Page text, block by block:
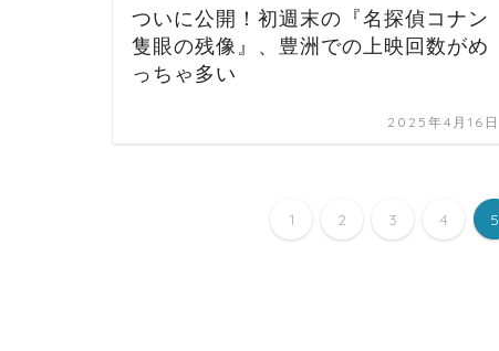
ついに公開！初週末の『名探偵コナン
隻眼の残像』、豊洲での上映回数がめ
っちゃ多い
2025年4月16日
1 2 3 4 5